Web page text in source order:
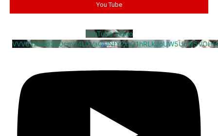
You Tube
YouTube Video